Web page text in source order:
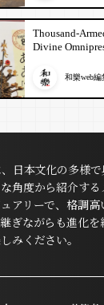
Thousand-
Divine
和樂web編
、日本文化の多様
角度から紹介する
アリーで、格調高
ぎながらも進化
みください。